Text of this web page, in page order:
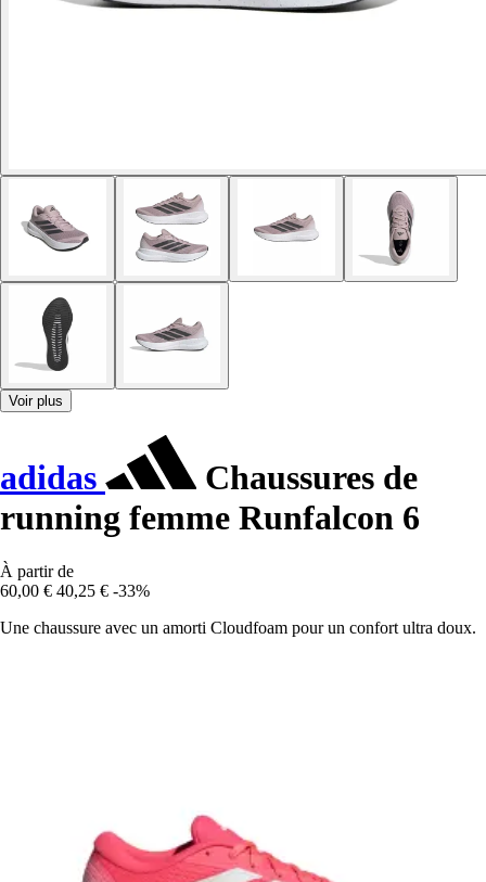
Voir plus
adidas
Chaussures de
running femme Runfalcon 6
À partir de
60,00 € 40,25 € -33%
Une chaussure avec un amorti Cloudfoam pour un confort ultra doux.